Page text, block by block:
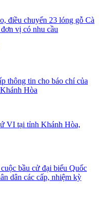
điều chuyển 23 lóng gỗ Cà
vị có nhu cầu
thông tin cho báo chí của
Hòa
VI tại tỉnh Khánh Hòa,
bầu cử đại biểu Quốc
dân các cấp, nhiệm kỳ